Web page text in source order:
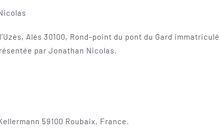
Alès 30100, Rond-point du pont du Gard
par Jonathan Nicolas.
59100 Roubaix, France.